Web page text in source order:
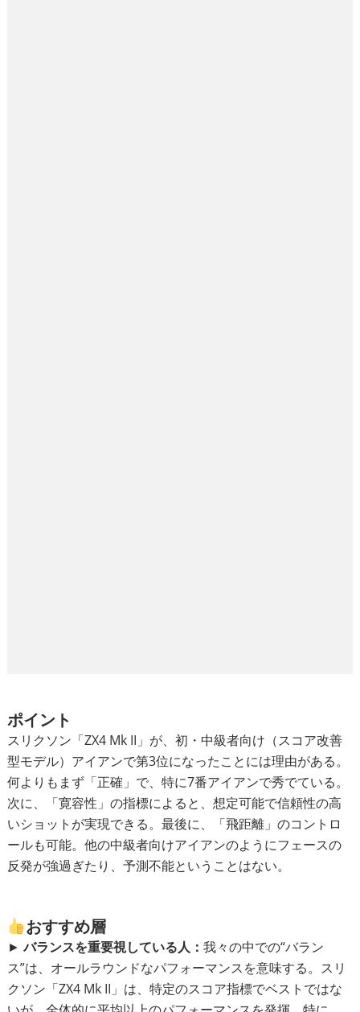
ポイント
スリクソン「ZX4 Mk II」が、初・中級者向け（スコア改善
型モデル）アイアンで第3位になったことには理由がある。
何よりもまず「正確」で、特に7番アイアンで秀でている。
次に、「寛容性」の指標によると、想定可能で信頼性の高
いショットが実現できる。最後に、「飛距離」のコントロ
ールも可能。他の中級者向けアイアンのようにフェースの
反発が強過ぎたり、予測不能ということはない。
おすすめ層
►バランスを重要視している人： 我々の中での“バラン
ス”は、オールラウンドなパフォーマンスを意味する。スリ
クソン「ZX4 Mk II」は、特定のスコア指標でベストではな